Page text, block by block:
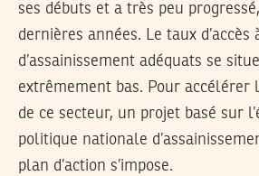
ses débuts et a très peu
dernières années. Le taux d’accès
d’assainissement adéquats se
extrêmement bas. Pour accélérer
de ce secteur, un projet basé sur
politique nationale
plan d’action s’impose.